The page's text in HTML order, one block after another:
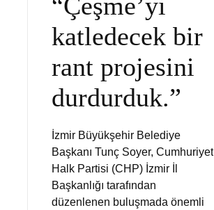
katledecek bir
rant projesini
durdurduk.”
İzmir Büyükşehir Belediye
Başkanı Tunç Soyer, Cumhuriyet
Halk Partisi (CHP) İzmir İl
Başkanlığı tarafından
düzenlenen buluşmada önemli